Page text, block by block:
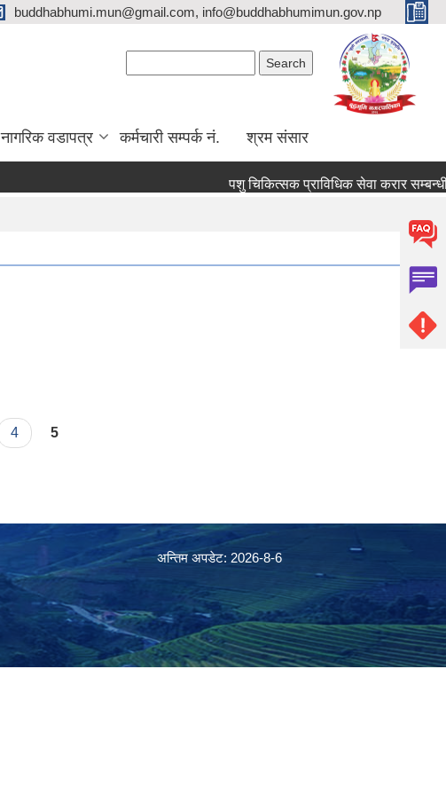
buddhabhumi.mun@gmail.com, info@buddhabhumimun.gov.np
नागरिक वडापत्र कर्मचारी सम्पर्क नं. श्रम संसार
पशु चिकित्सक प्राविधिक सेवा करार सम्बन्धी
4 5
अन्तिम अपडेट: 2026-8-6